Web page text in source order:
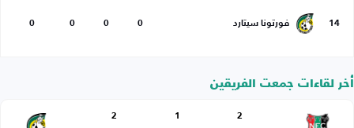
14 فورتونا سيتارد 0
0
0
0
أخر لقاءات جمعت الفريقين
2
1
2